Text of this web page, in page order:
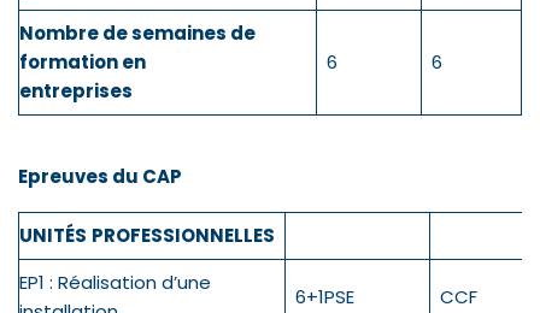
Nombre de semaines de
formation en
entreprises
6 6
Epreuves du CAP
UNITÉS PROFESSIONNELLES
EP1 : Réalisation d’une
6+1PSE CCF